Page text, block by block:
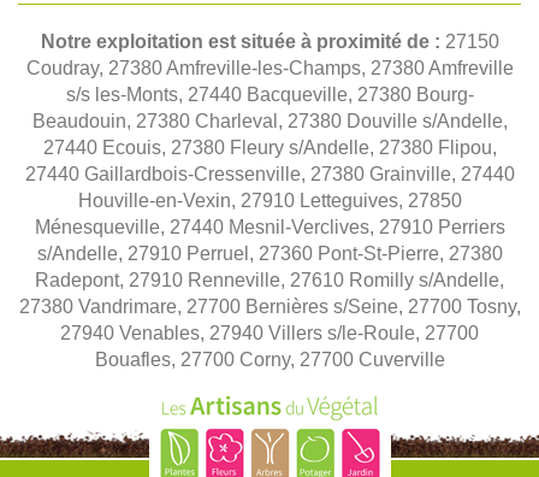
Notre exploitation est située à proximité de : 27150
Coudray, 27380 Amfreville-les-Champs, 27380 Amfreville
s/s les-Monts, 27440 Bacqueville, 27380 Bourg-
Beaudouin, 27380 Charleval, 27380 Douville s/Andelle,
27440 Ecouis, 27380 Fleury s/Andelle, 27380 Flipou,
27440 Gaillardbois-Cressenville, 27380 Grainville, 27440
Houville-en-Vexin, 27910 Letteguives, 27850
Ménesqueville, 27440 Mesnil-Verclives, 27910 Perriers
s/Andelle, 27910 Perruel, 27360 Pont-St-Pierre, 27380
Radepont, 27910 Renneville, 27610 Romilly s/Andelle,
27380 Vandrimare, 27700 Bernières s/Seine, 27700 Tosny,
27940 Venables, 27940 Villers s/le-Roule, 27700
Bouafles, 27700 Corny, 27700 Cuverville